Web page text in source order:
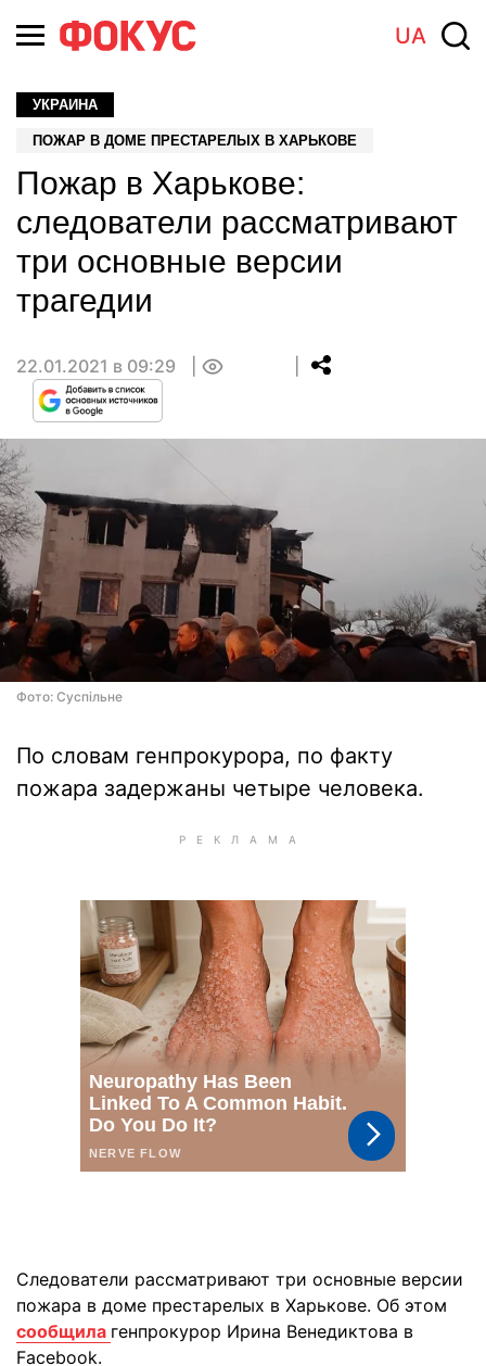
UA
УКРАИНА
ПОЖАР В ДОМЕ ПРЕСТАРЕЛЫХ В ХАРЬКОВЕ
Пожар в Харькове:
следователи рассматривают
три основные версии
трагедии
22.01.2021 в 09:29
Фото: Суспільне
По словам генпрокурора, по факту
пожара задержаны четыре человека.
Следователи рассматривают три основные версии
пожара в доме престарелых в Харькове. Об этом
сообщила генпрокурор Ирина Венедиктова в
Facebook.